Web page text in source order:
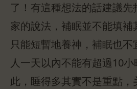
了！有這種想法的話建議
家的說法，補眠並不能填補
只能短暫地養神，補眠也
人一天以內不能有超過10
此，睡得多其實不是重點，